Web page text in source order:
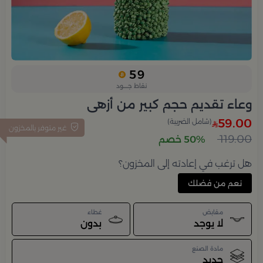
59
نقاط جــــود
وعاء تقديم حجم كبير من أزهى
غير متوفر بالمخزون 59.00 (شامل الضريبة)
119.00 50% خصم
هل ترغب في إعادته إلى المخزون؟
نعم من فضلك
مقابض
لا يوجد
غطاء
بدون
مادة الصنع
حديد